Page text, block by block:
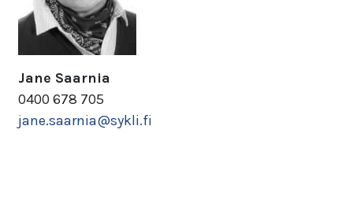
Jane Saarnia
0400 678 705
jane.saarnia@sykli.fi